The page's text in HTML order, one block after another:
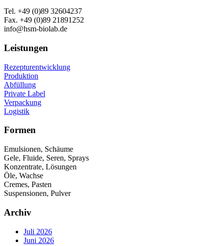
Tel. +49 (0)89 32604237
Fax. +49 (0)89 21891252
info@hsm-biolab.de
Leistungen
Rezepturentwicklung
Produktion
Abfüllung
Private Label
Verpackung
Logistik
Formen
Emulsionen, Schäume
Gele, Fluide, Seren, Sprays
Konzentrate, Lösungen
Öle, Wachse
Cremes, Pasten
Suspensionen, Pulver
Archiv
Juli 2026
Juni 2026